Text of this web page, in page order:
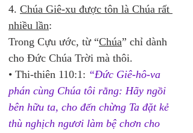
4. Chúa Giê-xu được tôn là Chúa rất
nhiều lần:
Trong Cựu ước, từ “Chúa” chỉ dành
cho Đức Chúa Trời mà thôi.
• Thi-thiên 110:1: “Đức Giê-hô-va
phán cùng Chúa tôi rằng: Hãy ngồi
bên hữu ta, cho đến chừng Ta đặt kẻ
thù nghịch ngươi làm bệ chơn cho